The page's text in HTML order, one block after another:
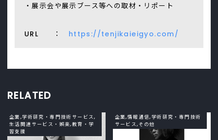
・展示会や展示ブース等への取材・リポート
URL ： https://tenjikaieigyo.com/
RELATED
企業,学術研究・専門技術サービス,
生活関連サービス・娯楽,教育・学
習支援
企業,情報通信,学術研究・専門技術
サービス,その他